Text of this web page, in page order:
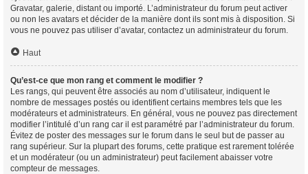
Gravatar, galerie, distant ou importé. L’administrateur du forum peut activer
ou non les avatars et décider de la manière dont ils sont mis à disposition. Si
vous ne pouvez pas utiliser d’avatar, contactez un administrateur du forum.
Haut
Qu’est-ce que mon rang et comment le modifier ?
Les rangs, qui peuvent être associés au nom d’utilisateur, indiquent le
nombre de messages postés ou identifient certains membres tels que les
modérateurs et administrateurs. En général, vous ne pouvez pas directement
modifier l’intitulé d’un rang car il est paramétré par l’administrateur du forum.
Évitez de poster des messages sur le forum dans le seul but de passer au
rang supérieur. Sur la plupart des forums, cette pratique est rarement tolérée
et un modérateur (ou un administrateur) peut facilement abaisser votre
compteur de messages.